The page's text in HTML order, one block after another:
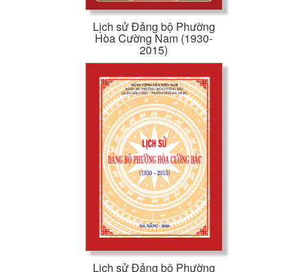
Lịch sử Đảng bộ Phường
Hòa Cường Nam (1930-
2015)
Lịch sử Đảng bộ Phường